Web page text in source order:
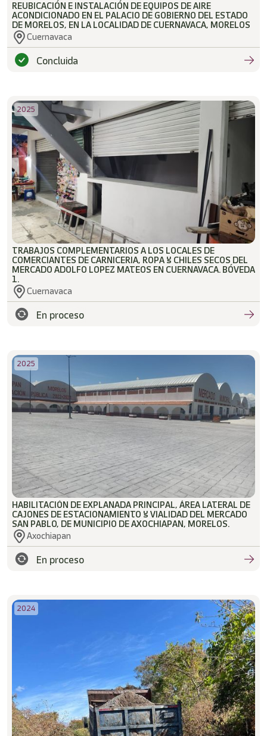
REUBICACIÓN E INSTALACIÓN DE EQUIPOS DE AIRE
ACONDICIONADO EN EL PALACIO DE GOBIERNO DEL ESTADO
DE MORELOS, EN LA LOCALIDAD DE CUERNAVACA, MORELOS
Cuernavaca
Concluida
2025
TRABAJOS COMPLEMENTARIOS A LOS LOCALES DE
COMERCIANTES DE CARNICERIA, ROPA Y CHILES SECOS DEL
MERCADO ADOLFO LOPEZ MATEOS EN CUERNAVACA. BÓVEDA
1.
Cuernavaca
En proceso
2025
HABILITACIÓN DE EXPLANADA PRINCIPAL, ÁREA LATERAL DE
CAJONES DE ESTACIONAMIENTO Y VIALIDAD DEL MERCADO
SAN PABLO, DE MUNICIPIO DE AXOCHIAPAN, MORELOS.
Axochiapan
En proceso
2024